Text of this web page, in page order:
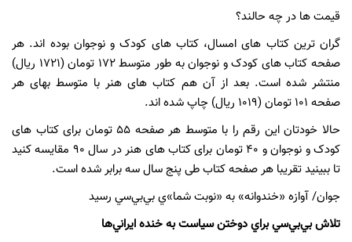
قیمت ها در چه حالند؟
گران ترین کتاب های امسال، کتاب های کودک و نوجوان بوده اند. هر
صفحه کتاب های کودک و نوجوان به طور متوسط 172 تومان (1721 ریال)
منتشر شده است. بعد از آن هم کتاب های هنر با متوسط بهای هر
صفحه 101 تومان (1019 ریال) چاپ شده اند.
حالا خودتان این رقم را با متوسط هر صفحه 55 تومان برای کتاب های
کودک و نوجوان و 40 تومان برای کتاب های هنر در سال 90 مقایسه کنید
تا ببینید تقریبا هر صفحه کتاب طی پنج سال سه برابر شده است.
جوان/ آوازه «خندوانه» به «نوبت شما»ي بي‌بي‌سي رسيد
تلاش بي‌بي‌سي براي دوختن سياست به خنده ايراني‌ها